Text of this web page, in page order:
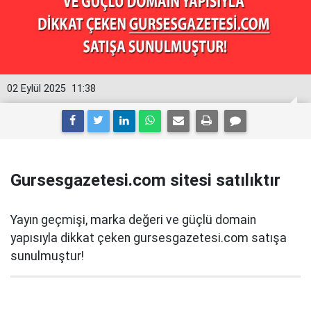
11:38
02 Eylül 2025
Gursesgazetesi.com sitesi satılıktır
Yayın geçmişi, marka değeri ve güçlü domain
yapısıyla dikkat çeken gursesgazetesi.com satışa
sunulmuştur!